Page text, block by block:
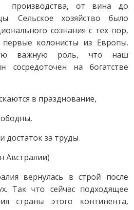
производства, от вина до
Сельское хозяйство было
сознания с тех пор,
колонисты из Европы.
важную роль, что наш
сосредоточен на богатстве
в празднование,
достаток за труды.
Австралии)
вернулась в строй после
Так что сейчас подходящее
страны этого континента,